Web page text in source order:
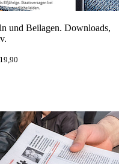
und Beilagen. Downloads,